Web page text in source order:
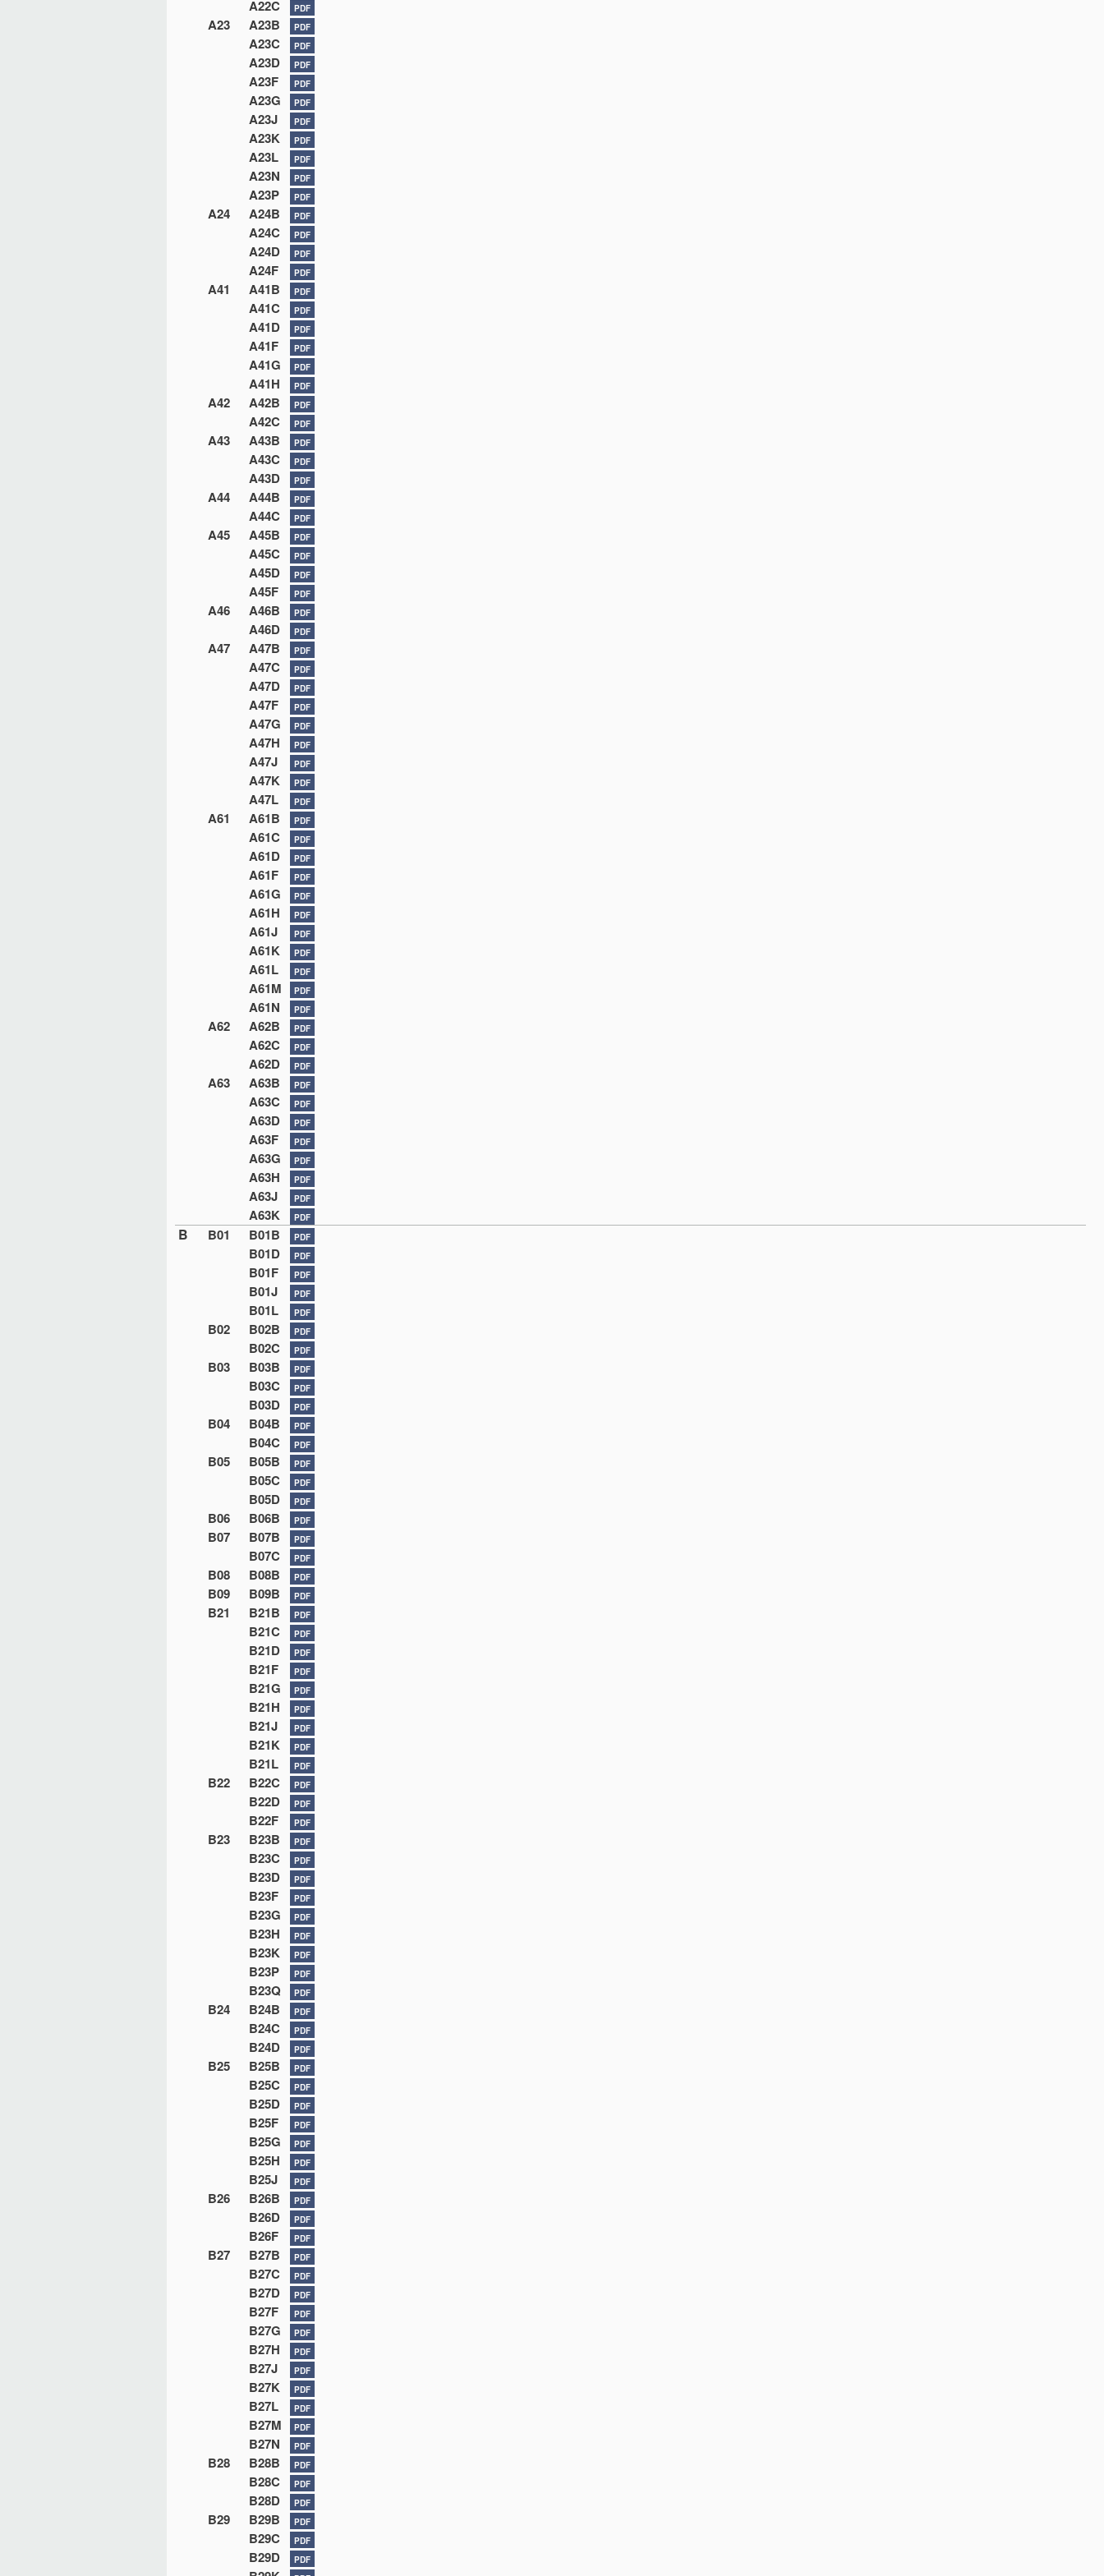
A22C PDF
A23 A23B PDF
A23C PDF
A23D PDF
A23F PDF
A23G PDF
A23J PDF
A23K PDF
A23L PDF
A23N PDF
A23P PDF
A24 A24B PDF
A24C PDF
A24D PDF
A24F PDF
A41 A41B PDF
A41C PDF
A41D PDF
A41F PDF
A41G PDF
A41H PDF
A42 A42B PDF
A42C PDF
A43 A43B PDF
A43C PDF
A43D PDF
A44 A44B PDF
A44C PDF
A45 A45B PDF
A45C PDF
A45D PDF
A45F PDF
A46 A46B PDF
A46D PDF
A47 A47B PDF
A47C PDF
A47D PDF
A47F PDF
A47G PDF
A47H PDF
A47J PDF
A47K PDF
A47L PDF
A61 A61B PDF
A61C PDF
A61D PDF
A61F PDF
A61G PDF
A61H PDF
A61J PDF
A61K PDF
A61L PDF
A61M PDF
A61N PDF
A62 A62B PDF
A62C PDF
A62D PDF
A63 A63B PDF
A63C PDF
A63D PDF
A63F PDF
A63G PDF
A63H PDF
A63J PDF
A63K PDF
B B01 B01B PDF
B01D PDF
B01F PDF
B01J PDF
B01L PDF
B02 B02B PDF
B02C PDF
B03 B03B PDF
B03C PDF
B03D PDF
B04 B04B PDF
B04C PDF
B05 B05B PDF
B05C PDF
B05D PDF
B06 B06B PDF
B07 B07B PDF
B07C PDF
B08 B08B PDF
B09 B09B PDF
B21 B21B PDF
B21C PDF
B21D PDF
B21F PDF
B21G PDF
B21H PDF
B21J PDF
B21K PDF
B21L PDF
B22 B22C PDF
B22D PDF
B22F PDF
B23 B23B PDF
B23C PDF
B23D PDF
B23F PDF
B23G PDF
B23H PDF
B23K PDF
B23P PDF
B23Q PDF
B24 B24B PDF
B24C PDF
B24D PDF
B25 B25B PDF
B25C PDF
B25D PDF
B25F PDF
B25G PDF
B25H PDF
B25J PDF
B26 B26B PDF
B26D PDF
B26F PDF
B27 B27B PDF
B27C PDF
B27D PDF
B27F PDF
B27G PDF
B27H PDF
B27J PDF
B27K PDF
B27L PDF
B27M PDF
B27N PDF
B28 B28B PDF
B28C PDF
B28D PDF
B29 B29B PDF
B29C PDF
B29D PDF